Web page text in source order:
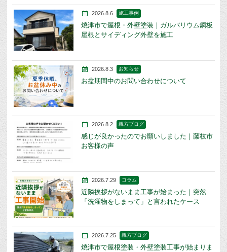
2026.8.6 施工事例
焼津市で屋根・外壁塗装｜ガルバリウム鋼板
屋根とサイディング外壁を施工
2026.8.3 お知らせ
お盆期間中のお問い合わせについて
2026.8.2 親方ブログ
感じが良かったのでお願いしました｜藤枝市
お客様の声
2026.7.29 コラム
近隣挨拶がないまま工事が始まった｜突然
「洗濯物をしまって」と言われたケース
2026.7.25 親方ブログ
焼津市で屋根塗装・外壁塗装工事が始まりま